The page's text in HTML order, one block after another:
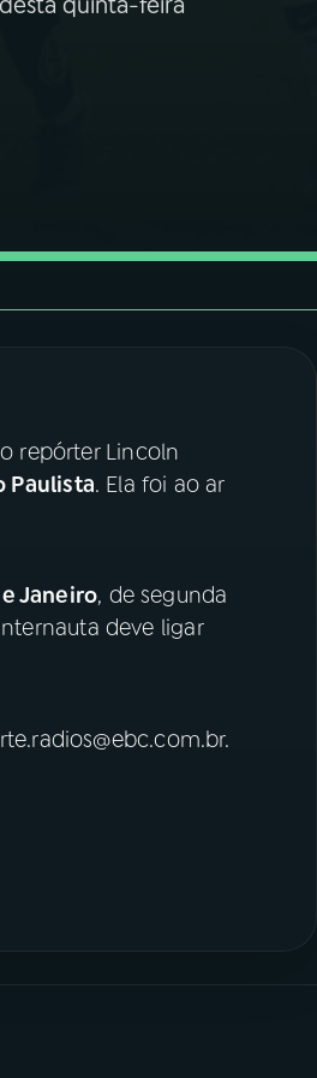
repórter Lincoln
Paulista. Ela foi ao ar
Janeiro, de segunda
deve ligar